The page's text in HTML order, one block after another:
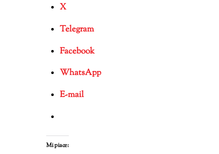
X
Telegram
Facebook
WhatsApp
E-mail
Mi piace: